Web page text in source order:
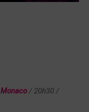
Monaco / 20h30 /